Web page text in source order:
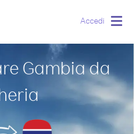
Accedi
Gambia da